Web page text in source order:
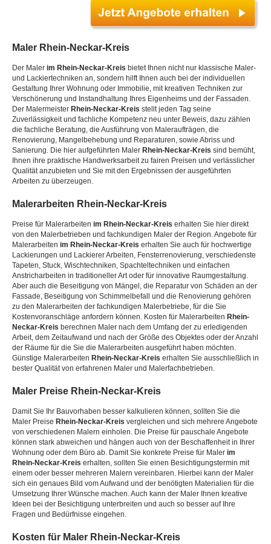
Maler Rhein-Neckar-Kreis
Der Maler im Rhein-Neckar-Kreis bietet Ihnen nicht nur klassische Maler-
und Lackiertechniken an, sondern hilft Ihnen auch bei der individuellen
Gestaltung Ihrer Wohnung oder Immobilie, mit kreativen Techniken zur
Verschönerung und Instandhaltung Ihres Eigenheims und der Fassaden.
Der Malermeister Rhein-Neckar-Kreis stellt jeden Tag seine
Zuverlässigkeit und fachliche Kompetenz neu unter Beweis, dazu zählen
die fachliche Beratung, die Ausführung von Maleraufträgen, die
Renovierung, Mangelbehebung und Reparaturen, sowie Abriss und
Sanierung. Die hier aufgeführten Maler Rhein-Neckar-Kreis sind bemüht,
Ihnen ihre praktische Handwerksarbeit zu fairen Preisen und verlässlicher
Qualität anzubieten und Sie mit den Ergebnissen der ausgeführten
Arbeiten zu überzeugen.
Malerarbeiten Rhein-Neckar-Kreis
Preise für Malerarbeiten im Rhein-Neckar-Kreis erhalten Sie hier direkt
von den Malerbetrieben und fachkundigen Maler der Region. Angebote für
Malerarbeiten im Rhein-Neckar-Kreis erhalten Sie auch für hochwertige
Lackierungen und Lackierer Arbeiten, Fensterrenovierung, verschiedenste
Tapeten, Stuck, Wischtechniken, Spachteltechniken und einfachen
Anstricharbeiten in traditioneller Art oder für innovative Raumgestaltung.
Aber auch die Beseitigung von Mängel, die Reparatur von Schäden an der
Fassade, Beseitigung von Schimmelbefall und die Renovierung gehören
zu den Malerarbeiten der fachkundigen Malerbetriebe, für die Sie
Kostenvoranschläge anfordern können. Kosten für Malerarbeiten Rhein-
Neckar-Kreis berechnen Maler nach dem Umfang der zu erledigenden
Arbeit, dem Zeitaufwand und nach der Größe des Objektes oder der Anzahl
der Räume für die Sie die Malerarbeiten ausgeführt haben möchten.
Günstige Malerarbeiten Rhein-Neckar-Kreis erhalten Sie ausschließlich in
bester Qualität von erfahrenen Maler und Malerfachbetrieben.
Maler Preise Rhein-Neckar-Kreis
Damit Sie Ihr Bauvorhaben besser kalkulieren können, sollten Sie die
Maler Preise Rhein-Neckar-Kreis vergleichen und sich mehrere Angebote
von verschiedenen Malern einholen. Die Preise für pauschale Angebote
können stark abweichen und hängen auch von der Beschaffenheit in Ihrer
Wohnung oder dem Büro ab. Damit Sie konkrete Preise für Maler im
Rhein-Neckar-Kreis erhalten, sollten Sie einen Besichtigungstermin mit
einem oder besser mehreren Malern vereinbaren. Hierbei kann der Maler
sich ein genaues Bild vom Aufwand und der benötigten Materialien für die
Umsetzung Ihrer Wünsche machen. Auch kann der Maler Ihnen kreative
Ideen bei der Besichtigung unterbreiten und auch so besser auf Ihre
Fragen und Bedürfnisse eingehen.
Kosten für Maler Rhein-Neckar-Kreis